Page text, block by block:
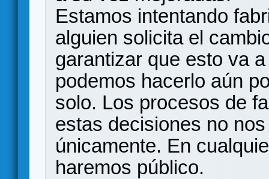
Estamos intentando
alguien solicita el
garantizar que esto va
podemos hacerlo aún
solo. Los procesos de
estas decisiones no
únicamente. En
haremos público.